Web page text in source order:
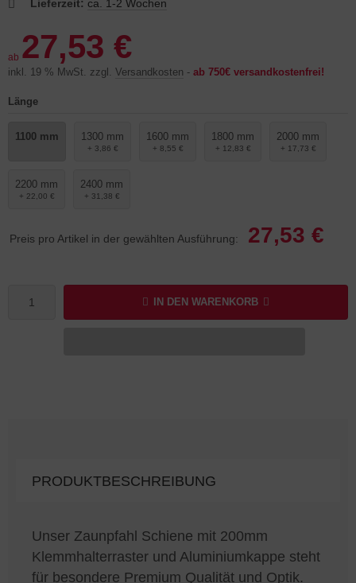
Lieferzeit: ca. 1-2 Wochen
ab 27,53 €
inkl. 19 % MwSt. zzgl. Versandkosten - ab 750€ versandkostenfrei!
Länge
1100 mm 1300 mm
+ 3,86 €
1600 mm
+ 8,55 €
1800 mm
+ 12,83 €
2000 mm
+ 17,73 €
2200 mm
+ 22,00 €
2400 mm
+ 31,38 €
Preis pro Artikel in der gewählten Ausführung: 27,53 €
IN DEN WARENKORB
PRODUKTBESCHREIBUNG
Unser Zaunpfahl Schiene mit 200mm
Klemmhalterraster und Aluminiumkappe steht
für besondere Premium Qualität und Optik.